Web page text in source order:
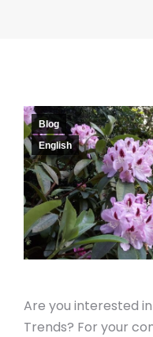
Blog
English
Are you interested
Trends? For your